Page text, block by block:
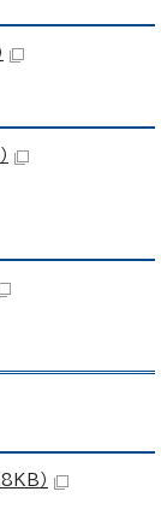
）